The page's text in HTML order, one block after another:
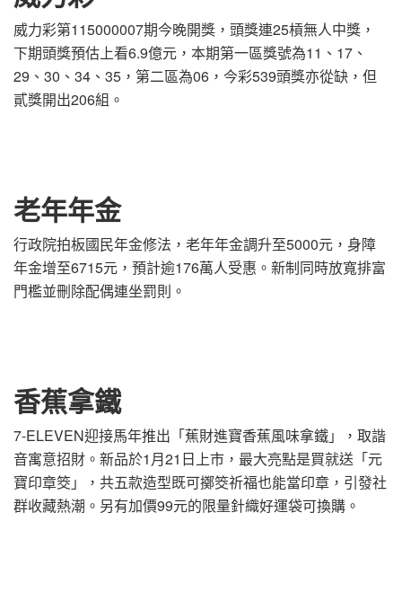
威力彩第115000007期今晚開獎，頭獎連25槓無人中獎，
下期頭獎預估上看6.9億元，本期第一區獎號為11、17、
29、30、34、35，第二區為06，今彩539頭獎亦從缺，但
貳獎開出206組。
老年年金
行政院拍板國民年金修法，老年年金調升至5000元，身障
年金增至6715元，預計逾176萬人受惠。新制同時放寬排富
門檻並刪除配偶連坐罰則。
香蕉拿鐵
7-ELEVEN迎接馬年推出「蕉財進寶香蕉風味拿鐵」，取諧
音寓意招財。新品於1月21日上市，最大亮點是買就送「元
寶印章筊」，共五款造型既可擲筊祈福也能當印章，引發社
群收藏熱潮。另有加價99元的限量針織好運袋可換購。